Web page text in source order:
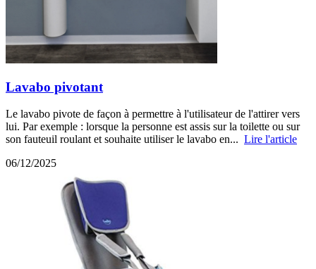
Lavabo pivotant
Le lavabo pivote de façon à permettre à l'utilisateur de l'attirer vers
lui. Par exemple : lorsque la personne est assis sur la toilette ou sur
son fauteuil roulant et souhaite utiliser le lavabo en... Lire l'article
06/12/2025